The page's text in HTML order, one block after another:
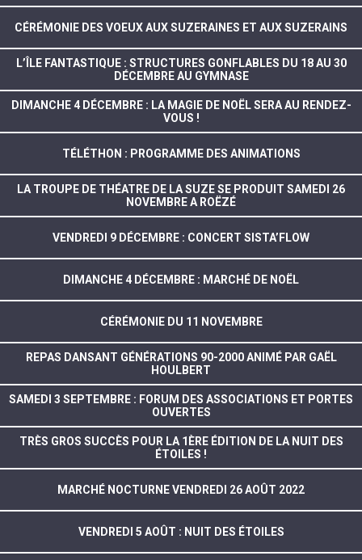
CÉRÉMONIE DES VOEUX AUX SUZERAINES ET AUX SUZERAINS
L’ÎLE FANTASTIQUE : STRUCTURES GONFLABLES DU 18 AU 30
DÉCEMBRE AU GYMNASE
DIMANCHE 4 DÉCEMBRE : LA MAGIE DE NOËL SERA AU RENDEZ-
VOUS !
TÉLÉTHON : PROGRAMME DES ANIMATIONS
LA TROUPE DE THÉATRE DE LA SUZE SE PRODUIT SAMEDI 26
NOVEMBRE A ROËZÉ
VENDREDI 9 DÉCEMBRE : CONCERT SISTA’FLOW
DIMANCHE 4 DÉCEMBRE : MARCHÉ DE NOËL
CÉRÉMONIE DU 11 NOVEMBRE
REPAS DANSANT GÉNÉRATIONS 90-2000 ANIMÉ PAR GAËL
HOULBERT
SAMEDI 3 SEPTEMBRE : FORUM DES ASSOCIATIONS ET PORTES
OUVERTES
TRÈS GROS SUCCÈS POUR LA 1ÈRE ÉDITION DE LA NUIT DES
ÉTOILES !
MARCHÉ NOCTURNE VENDREDI 26 AOÛT 2022
VENDREDI 5 AOÛT : NUIT DES ÉTOILES